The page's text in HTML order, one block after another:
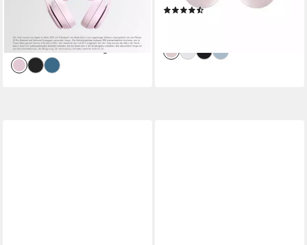
175,99 € UVP
229,95 €
mtl. in 12 Raten
-23%
lieferbar - in 1-2 Werktagen bei dir
(36)